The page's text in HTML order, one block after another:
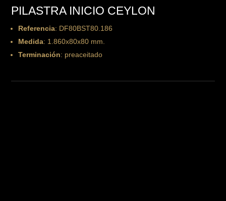
PILASTRA INICIO CEYLON
Referencia: DF80BST80.186
Medida: 1.860x80x80 mm.
Terminación: preaceitado